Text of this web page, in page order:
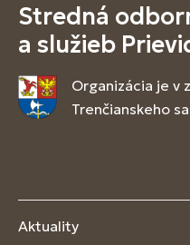
Stredná
a služieb
Organizácia je v
Trenčianskeho
Aktuality